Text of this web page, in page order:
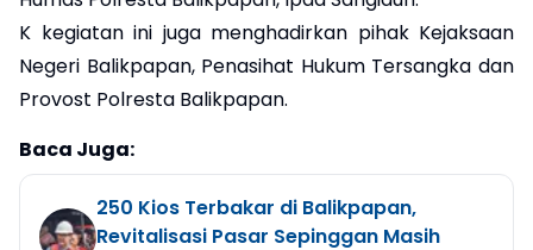
K kegiatan ini juga menghadirkan pihak Kejaksaan
Negeri Balikpapan, Penasihat Hukum Tersangka dan
Provost Polresta Balikpapan.
Baca Juga:
250 Kios Terbakar di Balikpapan,
Revitalisasi Pasar Sepinggan Masih